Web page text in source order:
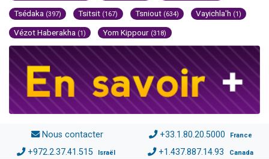
Tsédaka (397) Tsitsit (167) Tsniout (634) Vayichla'h (1)
Vézot Haberakha (1) Yom Kippour (318)
Nous contacter +33.1.80.20.5000 France
+972.2.37.41.515 Israël +1.437.887.14.93 Canada